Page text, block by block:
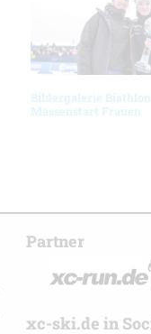
Bildergalerie
Massenstart Frauen
Partner
xc-ski.de in